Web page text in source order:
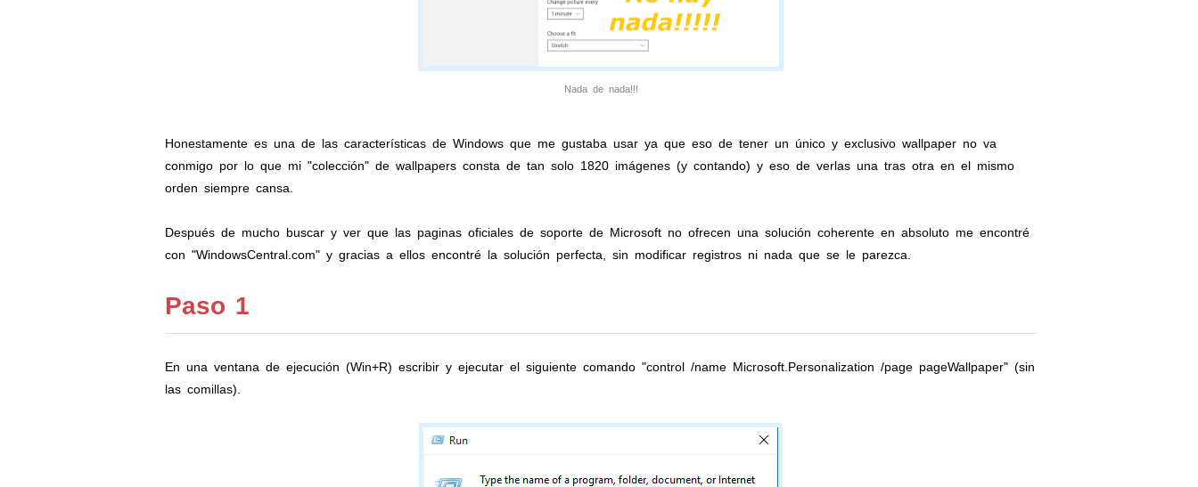
Nada de nada!!!
Honestamente es una de las características de Windows que me gustaba usar ya que eso de tener un único y exclusivo wallpaper no va
conmigo por lo que mi "colección" de wallpapers consta de tan solo 1820 imágenes (y contando) y eso de verlas una tras otra en el mismo
orden siempre cansa.
Después de mucho buscar y ver que las paginas oficiales de soporte de Microsoft no ofrecen una solución coherente en absoluto me encontré
con "WindowsCentral.com" y gracias a ellos encontré la solución perfecta, sin modificar registros ni nada que se le parezca.
Paso 1
En una ventana de ejecución (Win+R) escribir y ejecutar el siguiente comando "control /name Microsoft.Personalization /page pageWallpaper" (sin
las comillas).